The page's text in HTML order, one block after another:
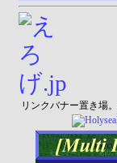
リンクバナー置き場